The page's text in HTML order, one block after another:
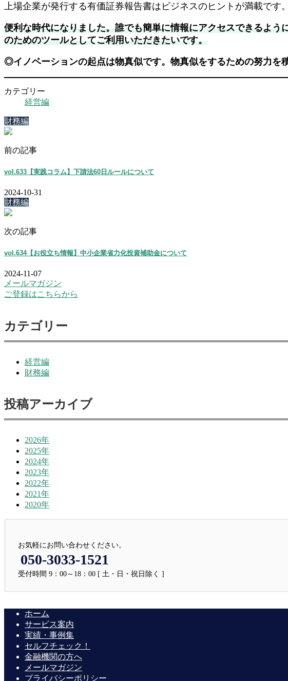
上場企業が発行する有価証券報告書はビジネスのヒントが満載で
便利な時代になりました。誰でも簡単に情報にアクセスできるよ
のためのツールとしてご利用いただきたいです。
◎イノベーションの起点は物真似です。物真似をするための努力を
カテゴリー
経営編
財務編
前の記事
vol.633【実践コラム】下請法60日ルールについて
2024-10-31
財務編
次の記事
vol.634【お役立ち情報】中小企業省力化投資補助金について
2024-11-07
メールマガジン
ご登録はこちらから
カテゴリー
経営編
財務編
投稿アーカイブ
2026年
2025年
2024年
2023年
2022年
2021年
2020年
お気軽にお問い合わせください。
050-3033-1521
受付時間 9：00～18：00 [ 土・日・祝日除く ]
ホーム
サービス案内
実績・事例集
セルフチェック！
金融機関の方へ
メールマガジン
プライバシーポリシー